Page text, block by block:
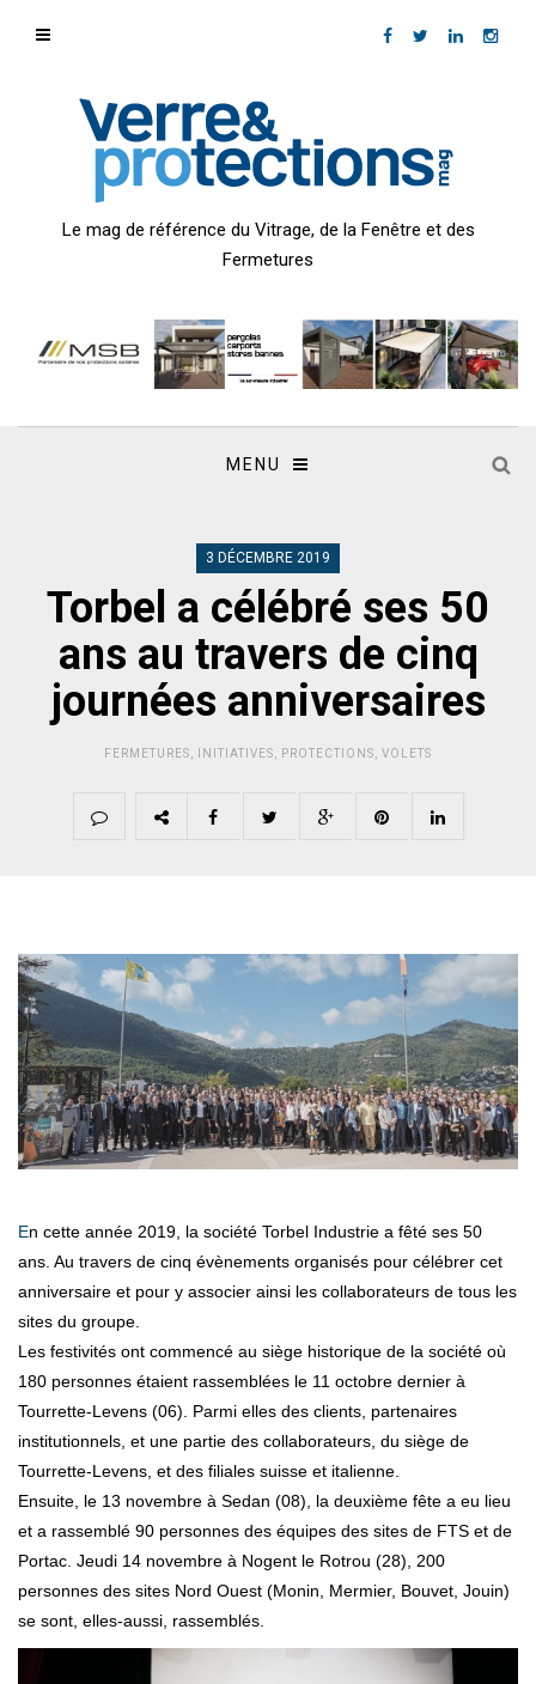
Le mag de référence du Vitrage, de la Fenêtre et des
Fermetures
MENU
3 DÉCEMBRE 2019
Torbel a célébré ses 50
ans au travers de cinq
journées anniversaires
FERMETURES INITIATIVES PROTECTIONS VOLETS
En cette année 2019, la société Torbel Industrie a fêté ses 50
ans. Au travers de cinq évènements organisés pour célébrer cet
anniversaire et pour y associer ainsi les collaborateurs de tous les
sites du groupe.
Les festivités ont commencé au siège historique de la société où
180 personnes étaient rassemblées le 11 octobre dernier à
Tourrette-Levens (06). Parmi elles des clients, partenaires
institutionnels, et une partie des collaborateurs, du siège de
Tourrette-Levens, et des filiales suisse et italienne.
Ensuite, le 13 novembre à Sedan (08), la deuxième fête a eu lieu
et a rassemblé 90 personnes des équipes des sites de FTS et de
Portac. Jeudi 14 novembre à Nogent le Rotrou (28), 200
personnes des sites Nord Ouest (Monin, Mermier, Bouvet, Jouin)
se sont, elles-aussi, rassemblés.